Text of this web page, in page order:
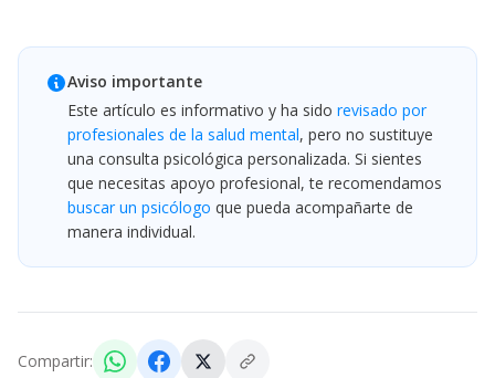
Aviso importante
Este artículo es informativo y ha sido revisado por
profesionales de la salud mental, pero no sustituye
una consulta psicológica personalizada. Si sientes
que necesitas apoyo profesional, te recomendamos
buscar un psicólogo que pueda acompañarte de
manera individual.
Compartir: